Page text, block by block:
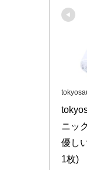
ニッ
優し
1枚)